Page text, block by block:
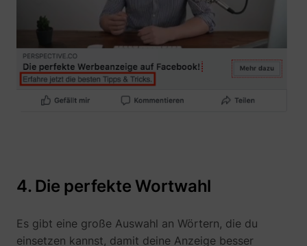
_lfa_expiry
4. Die perfekte Wortwahl
Es gibt eine große Auswahl an Wörtern, die du
einsetzen kannst, damit deine Anzeige besser